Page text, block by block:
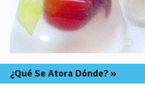
¿Qué Se Atora Dónde?